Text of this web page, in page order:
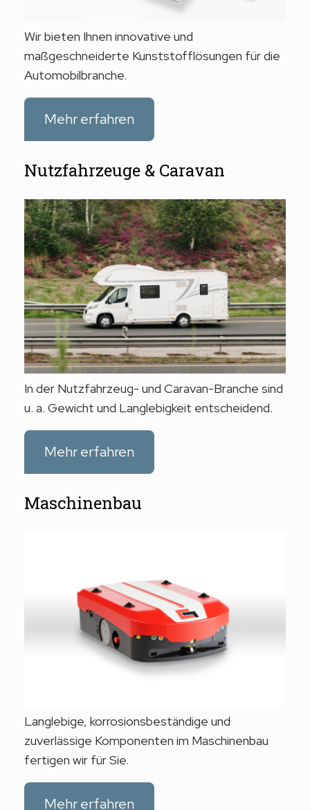
Wir bieten Ihnen innovative und
maßgeschneiderte Kunststofflösungen für die
Automobilbranche.
Mehr erfahren
Nutzfahrzeuge & Caravan
In der Nutzfahrzeug- und Caravan-Branche sind
u. a. Gewicht und Langlebigkeit entscheidend.
Mehr erfahren
Maschinenbau
Langlebige, korrosionsbeständige und
zuverlässige Komponenten im Maschinenbau
fertigen wir für Sie.
Mehr erfahren